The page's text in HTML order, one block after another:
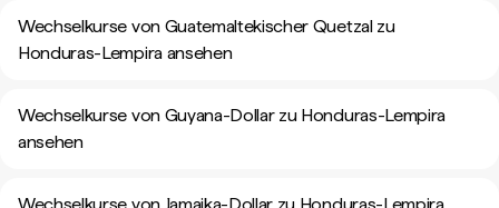
Wechselkurse von Guatemaltekischer Quetzal zu
Honduras-Lempira ansehen
Wechselkurse von Guyana-Dollar zu Honduras-Lempira
ansehen